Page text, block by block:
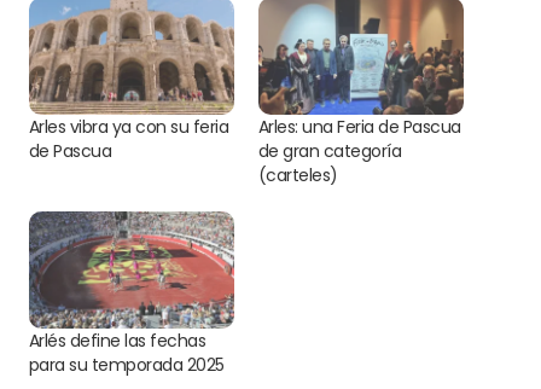
Arles vibra ya con su feria
de Pascua
Arles: una Feria de Pascua
de gran categoría
(carteles)
Arlés define las fechas
para su temporada 2025